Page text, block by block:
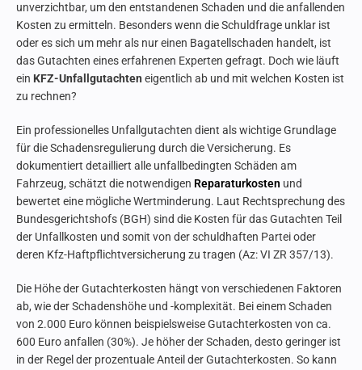
unverzichtbar, um den entstandenen Schaden und die anfallenden
Kosten zu ermitteln. Besonders wenn die Schuldfrage unklar ist
oder es sich um mehr als nur einen Bagatellschaden handelt, ist
das Gutachten eines erfahrenen Experten gefragt. Doch wie läuft
ein KFZ-Unfallgutachten eigentlich ab und mit welchen Kosten ist
zu rechnen?
Ein professionelles Unfallgutachten dient als wichtige Grundlage
für die Schadensregulierung durch die Versicherung. Es
dokumentiert detailliert alle unfallbedingten Schäden am
Fahrzeug, schätzt die notwendigen Reparaturkosten und
bewertet eine mögliche Wertminderung. Laut Rechtsprechung des
Bundesgerichtshofs (BGH) sind die Kosten für das Gutachten Teil
der Unfallkosten und somit von der schuldhaften Partei oder
deren Kfz-Haftpflichtversicherung zu tragen (Az: VI ZR 357/13).
Die Höhe der Gutachterkosten hängt von verschiedenen Faktoren
ab, wie der Schadenshöhe und -komplexität. Bei einem Schaden
von 2.000 Euro können beispielsweise Gutachterkosten von ca.
600 Euro anfallen (30%). Je höher der Schaden, desto geringer ist
in der Regel der prozentuale Anteil der Gutachterkosten. So kann